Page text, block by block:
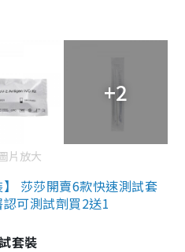
+2
片放大
莎莎開賣6款快速測試套
可測試劑買2送1
套裝